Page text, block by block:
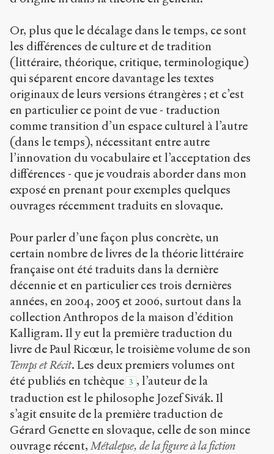
Or, plus que le décalage dans le temps, ce sont
les différences de culture et de tradition
(littéraire, théorique, critique, terminologique)
qui séparent encore davantage les textes
originaux de leurs versions étrangères ; et c’est
en particulier ce point de vue - traduction
comme transition d’un espace culturel à l’autre
(dans le temps), nécessitant entre autre
l’innovation du vocabulaire et l’acceptation des
différences - que je voudrais aborder dans mon
exposé en prenant pour exemples quelques
ouvrages récemment traduits en slovaque.
Pour parler d’une façon plus concrète, un
certain nombre de livres de la théorie littéraire
française ont été traduits dans la dernière
décennie et en particulier ces trois dernières
années, en 2004, 2005 et 2006, surtout dans la
collection Anthropos de la maison d’édition
Kalligram. Il y eut la première traduction du
livre de Paul Ricœur, le troisième volume de son
Temps et Récit. Les deux premiers volumes ont
été publiés en tchèque 3 , l’auteur de la
traduction est le philosophe Jozef Sivák. Il
s’agit ensuite de la première traduction de
Gérard Genette en slovaque, celle de son mince
ouvrage récent, Métalepse, de la figure à la fiction